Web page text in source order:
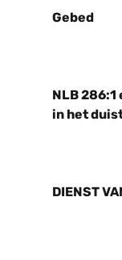
Gebed
NLB 286:1
in het
DIENST